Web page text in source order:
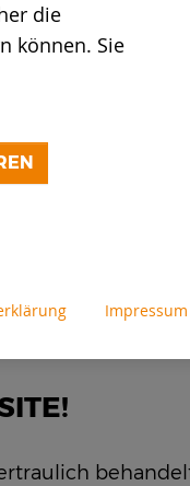
die
können. Sie
Impressum